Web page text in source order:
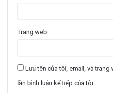
Trang web
Lưu tên của tôi, email, và
lần bình luận kế tiếp của tôi.